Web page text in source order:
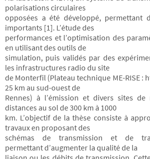
polarisations circulaires
opposées a été développé, permettant
importants [1]. L’étude des
performances et l’optimisation des
en utilisant des outils de
simulation, puis validés par des
les infrastructures radio du site
de Monterfil (Plateau technique ME-RISE
25 km au sud-ouest de
Rennes) à l’émission et divers sites
distances au sol de 300 km à 1000
km. L’objectif de la thèse consiste à
travaux en proposant des
schémas de transmission et de
permettant d’augmenter la qualité de la